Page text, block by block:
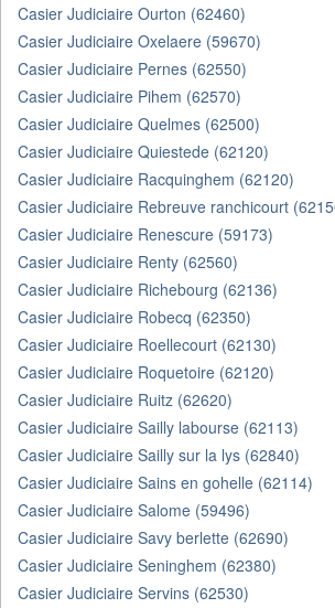
Casier Judiciaire Ourton (62460)
Casier Judiciaire Oxelaere (59670)
Casier Judiciaire Pernes (62550)
Casier Judiciaire Pihem (62570)
Casier Judiciaire Quelmes (62500)
Casier Judiciaire Quiestede (62120)
Casier Judiciaire Racquinghem (62120)
Casier Judiciaire Rebreuve ranchicourt
Casier Judiciaire Renescure (59173)
Casier Judiciaire Renty (62560)
Casier Judiciaire Richebourg (62136)
Casier Judiciaire Robecq (62350)
Casier Judiciaire Roellecourt (62130)
Casier Judiciaire Roquetoire (62120)
Casier Judiciaire Ruitz (62620)
Casier Judiciaire Sailly labourse (62113)
Casier Judiciaire Sailly sur la lys (62840)
Casier Judiciaire Sains en gohelle (62114)
Casier Judiciaire Salome (59496)
Casier Judiciaire Savy berlette (62690)
Casier Judiciaire Seninghem (62380)
Casier Judiciaire Servins (62530)